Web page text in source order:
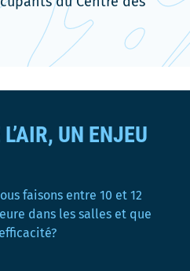
UN ENJEU
faisons entre 10 et 12
dans les salles et que